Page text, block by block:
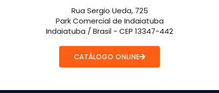
Rua Sergio Ueda, 725
Park Comercial de Indaiatuba
Indaiatuba / Brasil - CEP 13347-442
CATÁLOGO ONLINE